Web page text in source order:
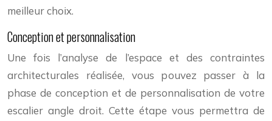
meilleur choix.
Conception et personnalisation
Une fois l’analyse de l’espace et des contraintes
architecturales réalisée, vous pouvez passer à la
phase de conception et de personnalisation de votre
escalier angle droit. Cette étape vous permettra de